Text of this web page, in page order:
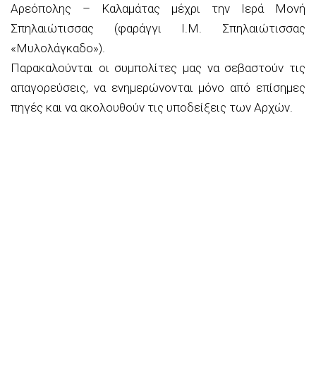
Αρεόπολης – Καλαμάτας μέχρι την Ιερά Μονή
Σπηλαιώτισσας (φαράγγι Ι.Μ. Σπηλαιώτισσας
«Μυλολάγκαδο»).
Παρακαλούνται οι συμπολίτες μας να σεβαστούν τις
απαγορεύσεις, να ενημερώνονται μόνο από επίσημες
πηγές και να ακολουθούν τις υποδείξεις των Αρχών.